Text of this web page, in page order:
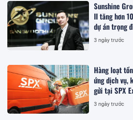
Sunshine
II tăng hơn
dự án trọng
3 ngày trước
Hàng loạt
ứng dịch vụ,
gửi tại SPX
3 ngày trước